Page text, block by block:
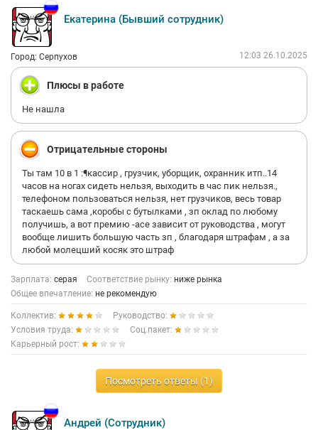
Екатерина (Бывший сотрудник)
Город: Серпухов 12:03 26.10.2025
Плюсы в работе
Не нашла
Отрицательные стороны
Ты там 10 в 1 :¶кассир , грузчик, уборщик, охранник итп..14
часов на ногах сидеть нельзя, выходить в час пик нельзя.,
телефоном пользоваться нельзя, нет грузчиков, весь товар
таскаешь сама ,коробы с бутылками , зп оклад по любому
получишь, а вот премию -асе зависит от руководства , могут
вообще лишить большую часть зп , благодаря штрафам , а за
любой молецший косяк это штраф
Зарплата: серая Соответствие рынку: ниже рынка
Общее впечатление: не рекомендую
Коллектив:
Руководство:
Условия труда:
Соц.пакет:
Карьерный рост:
Посмотреть ответы (1)
Андрей (Сотрудник)